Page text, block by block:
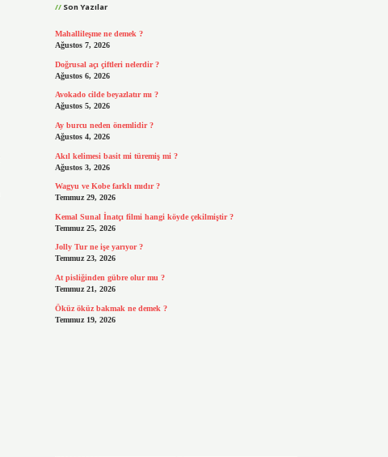
Son Yazılar
Mahallileşme ne demek ?
Ağustos 7, 2026
Doğrusal açı çiftleri nelerdir ?
Ağustos 6, 2026
Avokado cilde beyazlatır mı ?
Ağustos 5, 2026
Ay burcu neden önemlidir ?
Ağustos 4, 2026
Akıl kelimesi basit mi türemiş mi ?
Ağustos 3, 2026
Wagyu ve Kobe farklı mıdır ?
Temmuz 29, 2026
Kemal Sunal İnatçı filmi hangi köyde çekilmiştir ?
Temmuz 25, 2026
Jolly Tur ne işe yarıyor ?
Temmuz 23, 2026
At pisliğinden gübre olur mu ?
Temmuz 21, 2026
Öküz öküz bakmak ne demek ?
Temmuz 19, 2026